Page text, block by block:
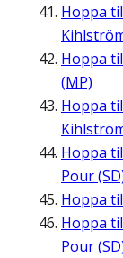
Hoppa
Hoppa
(MP)
Hoppa
Hoppa
Pour
Hoppa
Hoppa
Pour